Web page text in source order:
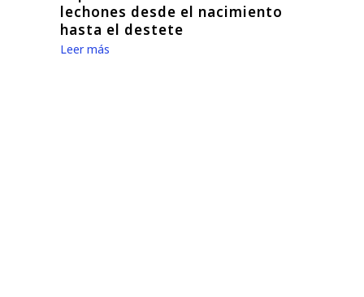
lechones desde el nacimiento
hasta el destete
Leer más